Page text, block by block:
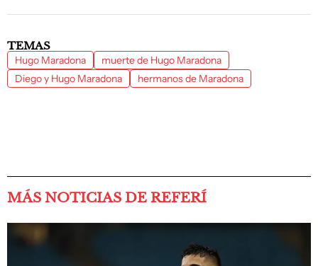
TEMAS
Hugo Maradona
muerte de Hugo Maradona
Diego y Hugo Maradona
hermanos de Maradona
MÁS NOTICIAS DE REFERÍ